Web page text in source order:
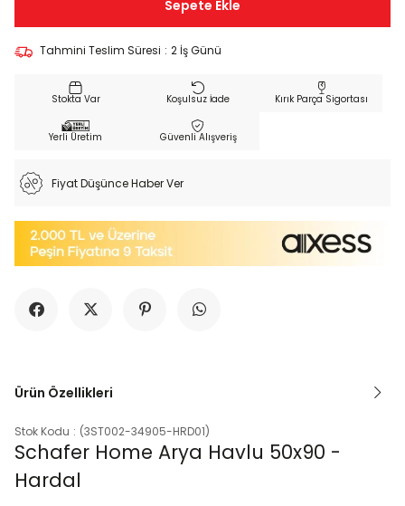
Tahmini Teslim Süresi : 2 İş Günü
Koşulsuz İade Kırık Parça Sigortası
Yerli Üretim Güvenli Alışveriş
Fiyat Düşünce Haber Ver
Ürün Özellikleri
Stok Kodu (3ST002-34905-HRD01)
Schafer Home Arya Havlu 50x90 -
Hardal